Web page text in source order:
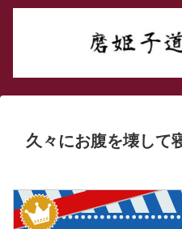
久々にお腹を壊して